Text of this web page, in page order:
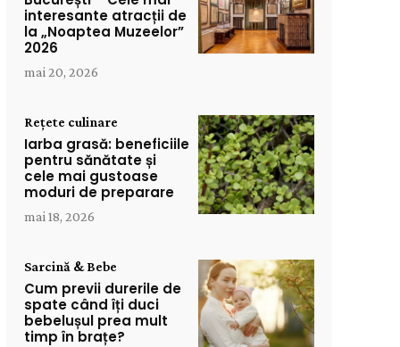
interesante atracții de
la „Noaptea Muzeelor”
2026
mai 20, 2026
Rețete culinare
Iarba grasă: beneficiile
pentru sănătate și
cele mai gustoase
moduri de preparare
mai 18, 2026
Sarcină & Bebe
Cum previi durerile de
spate când îți duci
bebelușul prea mult
timp în brațe?